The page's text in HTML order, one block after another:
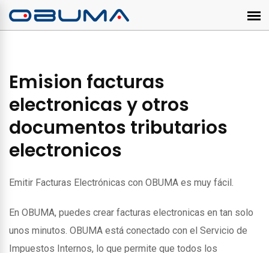
Emision facturas
electronicas y otros
documentos tributarios
electronicos
Emitir Facturas Electrónicas con OBUMA es muy fácil.
En OBUMA, puedes crear facturas electronicas en tan solo
unos minutos. OBUMA está conectado con el Servicio de
Impuestos Internos, lo que permite que todos los